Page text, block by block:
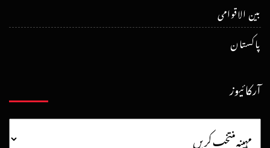
بین الاقوامی
پاکستان
آرکائیوز